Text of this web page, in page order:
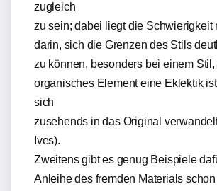
zugleich
zu sein; dabei liegt die Schwierigkeit
darin, sich die Grenzen des Stils
zu können, besonders bei einem
organisches Element eine Eklektik
sich
zusehends in das Original
Ives).
Zweitens gibt es genug Beispiele
Anleihe des fremden Materials